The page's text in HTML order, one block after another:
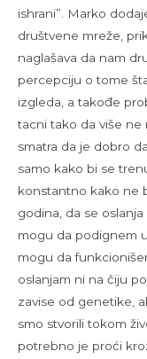
ishrani”. Marko
društvene mreže,
naglašava da nam
percepciju o tome
izgleda, a takođe
tacni tako da više ne
smatra da je dobro
samo kako bi se
konstantno kako ne
godina, da se
mogu da podignem
mogu da
oslanjam ni na čiju
zavise od genetike,
smo stvorili tokom
potrebno je proći